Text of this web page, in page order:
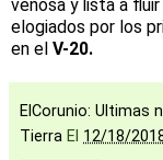
venosa y lista a
elogiados por los
en el V-20.
ElCorunio: Ultimas
Tierra El 12/18/